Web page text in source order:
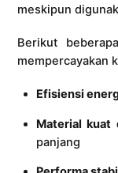
meskipun
Berikut
mempercayakan
Efisiensi
Material kuat
panjang